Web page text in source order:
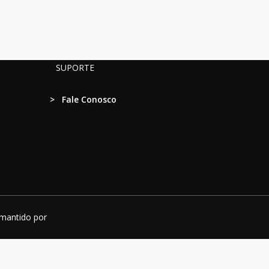
SUPORTE
> Fale Conosco
por